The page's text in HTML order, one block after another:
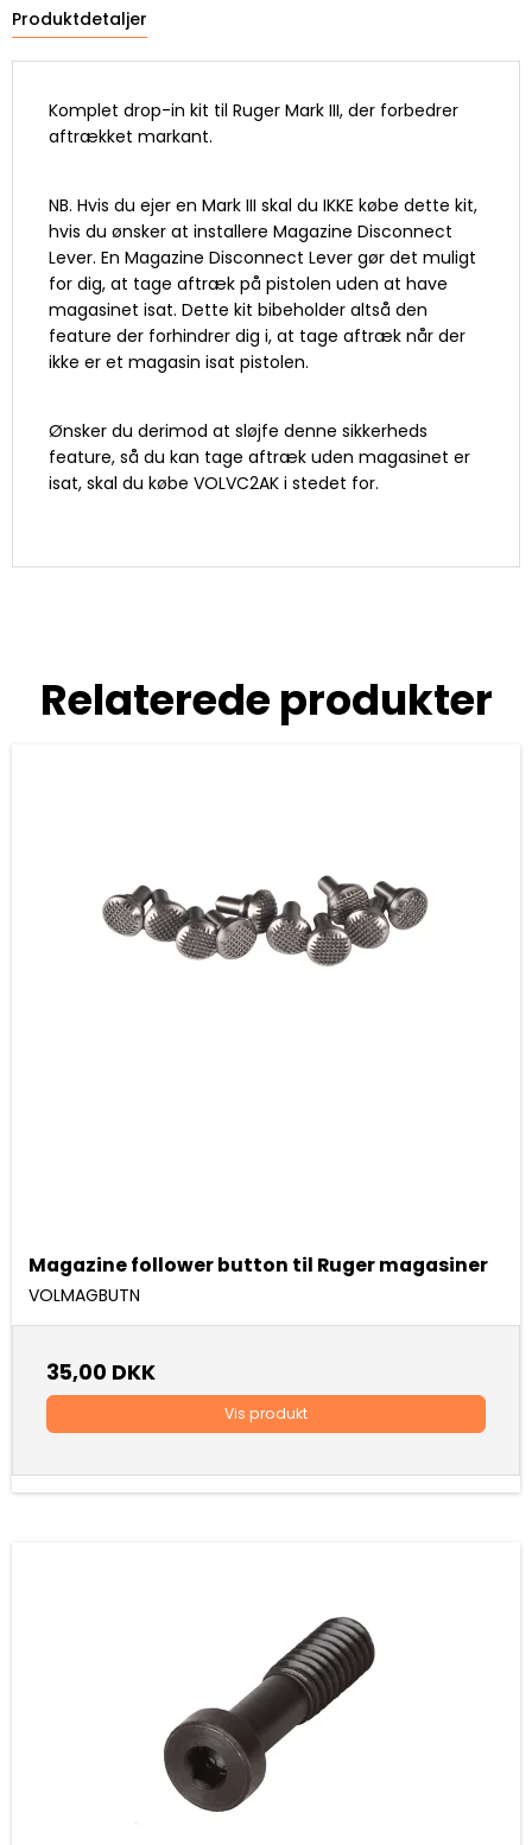
Produktdetaljer
Komplet drop-in kit til Ruger Mark III, der forbedrer
aftrækket markant.
NB. Hvis du ejer en Mark III skal du IKKE købe dette kit,
hvis du ønsker at installere Magazine Disconnect
Lever. En Magazine Disconnect Lever gør det muligt
for dig, at tage aftræk på pistolen uden at have
magasinet isat. Dette kit bibeholder altså den
feature der forhindrer dig i, at tage aftræk når der
ikke er et magasin isat pistolen.
Ønsker du derimod at sløjfe denne sikkerheds
feature, så du kan tage aftræk uden magasinet er
isat, skal du købe VOLVC2AK i stedet for.
Relaterede produkter
Magazine follower button til Ruger magasiner
VOLMAGBUTN
35,00 DKK
Vis produkt